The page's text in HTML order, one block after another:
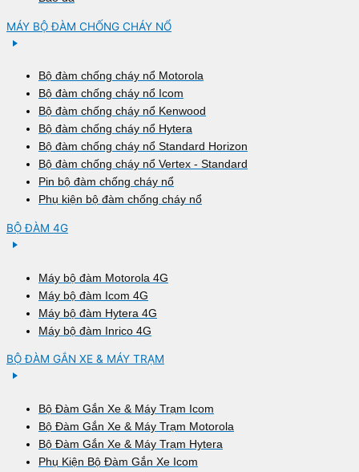
MÁY BỘ ĐÀM CHỐNG CHÁY NỔ
Bộ đàm chống cháy nổ Motorola
Bộ đàm chống cháy nổ Icom
Bộ đàm chống cháy nổ Kenwood
Bộ đàm chống cháy nổ Hytera
Bộ đàm chống cháy nổ Standard Horizon
Bộ đàm chống cháy nổ Vertex - Standard
Pin bộ đàm chống cháy nổ
Phụ kiện bộ đàm chống cháy nổ
BỘ ĐÀM 4G
Máy bộ đàm Motorola 4G
Máy bộ đàm Icom 4G
Máy bộ đàm Hytera 4G
Máy bộ đàm Inrico 4G
BỘ ĐÀM GẮN XE & MÁY TRẠM
Bộ Đàm Gắn Xe & Máy Trạm Icom
Bộ Đàm Gắn Xe & Máy Trạm Motorola
Bộ Đàm Gắn Xe & Máy Trạm Hytera
Phụ Kiện Bộ Đàm Gắn Xe Icom